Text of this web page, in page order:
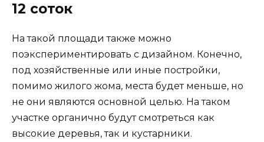
12 соток
На такой площади также можно
поэкспериментировать с дизайном. Конечно,
под хозяйственные или иные постройки,
помимо жилого жома, места будет меньше, но
не они являются основной целью. На таком
участке органично будут смотреться как
высокие деревья, так и кустарники.